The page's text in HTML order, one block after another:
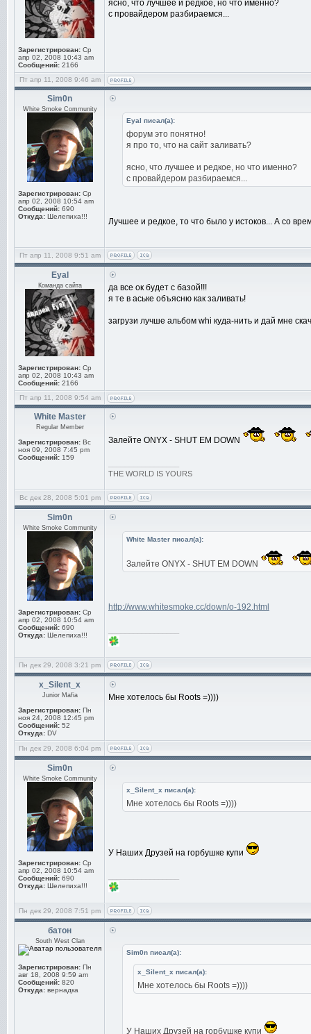
Зарегистрирован: Ср
апр 02, 2008 10:43 am
Сообщений: 2166
ясно, что лучшее и редкое, но что именно?
с провайдером разбираемся...
Пт апр 11, 2008 9:46 am
Sim0n
White Smoke Community
Зарегистрирован: Ср
апр 02, 2008 10:54 am
Сообщений: 690
Откуда: Шелепиха!!!
Eyal писал(а):
форум это понятно!
я про то, что на сайт заливать?
ясно, что лучшее и редкое, но что именно?
с провайдером разбираемся...
Лучшее и редкое, то что было у истоков... А со
Пт апр 11, 2008 9:51 am
Eyal
Команда сайта
Зарегистрирован: Ср
апр 02, 2008 10:43 am
Сообщений: 2166
да все ок будет с базой!!!
я те в аське объясню как заливать!
загрузи лучше альбом whi куда-нить и дай мне
Пт апр 11, 2008 9:54 am
White Master
Regular Member
Зарегистрирован: Вс
ноя 09, 2008 7:45 pm
Сообщений: 159
Залейте ONYX - SHUT EM DOWN
THE WORLD IS YOURS
Вс дек 28, 2008 5:01 pm
Sim0n
White Smoke Community
Зарегистрирован: Ср
апр 02, 2008 10:54 am
Сообщений: 690
Откуда: Шелепиха!!!
White Master писал(а):
Залейте ONYX - SHUT EM DOWN
http://www.whitesmoke.cc/down/o-192.html
Пн дек 29, 2008 3:21 pm
x_Silent_x
Junior Mafia
Зарегистрирован: Пн
ноя 24, 2008 12:45 pm
Сообщений: 52
Откуда: DV
Мне хотелось бы Roots =))))
Пн дек 29, 2008 6:04 pm
Sim0n
White Smoke Community
Зарегистрирован: Ср
апр 02, 2008 10:54 am
Сообщений: 690
Откуда: Шелепиха!!!
x_Silent_x писал(а):
Мне хотелось бы Roots =))))
У Наших Друзей на горбушке купи
Пн дек 29, 2008 7:51 pm
батон
South West Clan
Зарегистрирован: Пн
авг 18, 2008 9:59 am
Сообщений: 820
Откуда: вернадка
Sim0n писал(а):
x_Silent_x писал(а):
Мне хотелось бы Roots =))))
У Наших Друзей на горбушке купи